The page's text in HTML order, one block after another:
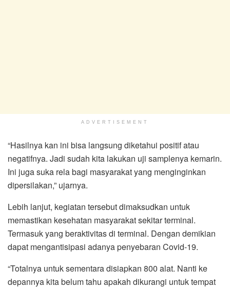
ADVERTISEMENT
“Hasilnya kan ini bisa langsung diketahui positif atau
negatifnya. Jadi sudah kita lakukan uji samplenya kemarin.
Ini juga suka rela bagi masyarakat yang menginginkan
dipersilakan,” ujarnya.
Lebih lanjut, kegiatan tersebut dimaksudkan untuk
memastikan kesehatan masyarakat sekitar terminal.
Termasuk yang beraktivitas di terminal. Dengan demikian
dapat mengantisipasi adanya penyebaran Covid-19.
“Totalnya untuk sementara disiapkan 800 alat. Nanti ke
depannya kita belum tahu apakah dikurangi untuk tempat